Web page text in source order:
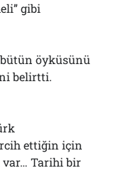
gibi
bütün öyküsünü
belirtti.
ettiğin için
var… Tarihi bir